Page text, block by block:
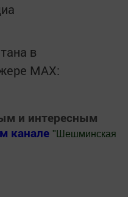
в
MАХ:
и интересным
канале " Шешминская